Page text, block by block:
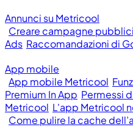
Annunci su Metricool
Creare campagne
Ads Raccomandazioni di
App mobile
App mobile Metricool
Premium In App Permessi
Metricool L'app Metricool
Come pulire la cache